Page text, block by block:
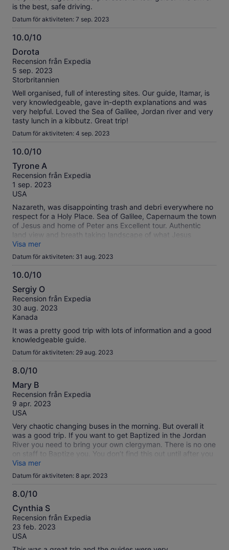
is the best, safe driving.
Datum för aktiviteten: 7 sep. 2023
10.0/10
10.0
av
10
Dorota
Recension från Expedia
5 sep. 2023
Storbritannien
Well organised, full of interesting sites. Our guide, Itamar, is
very knowledgeable, gave in-depth explanations and was
very helpful. Loved the Sea of Galilee, Jordan river and very
tasty lunch in a kibbutz. Great trip!
Datum för aktiviteten: 4 sep. 2023
10.0/10
10.0
av
10
Tyrone A
Recension från Expedia
1 sep. 2023
USA
Nazareth, was disappointing trash and debri everywhere no
respect for a Holy Place. Sea of Galilee, Capernaum the town
of Jesus and home of Peter ans Excellent tour. Authentic
land view and breath taking landscape of what Jesus
actually saw. Here history transcends time. Great Experience
to pause and thank our God in Heaven.
Visa mer
Datum för aktiviteten: 31 aug. 2023
10.0/10
10.0
av
10
Sergiy O
Recension från Expedia
30 aug. 2023
Kanada
It was a pretty good trip with lots of information and a good
knowledgeable guide.
Datum för aktiviteten: 29 aug. 2023
8.0/10
8.0
av
10
Mary B
Recension från Expedia
9 apr. 2023
USA
Very chaotic changing buses in the morning. But overall it
was a good trip. If you want to get Baptized in the Jordan
River you need to bring your own clergyman. There is no one
on staff to Baptize you. You don’t find this out until after you
have paid and dressed.
Visa mer
Datum för aktiviteten: 8 apr. 2023
8.0/10
8.0
av
10
Cynthia S
Recension från Expedia
23 feb. 2023
USA